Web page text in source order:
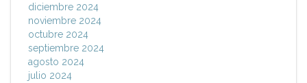
diciembre 2024
noviembre 2024
octubre 2024
septiembre 2024
agosto 2024
julio 2024